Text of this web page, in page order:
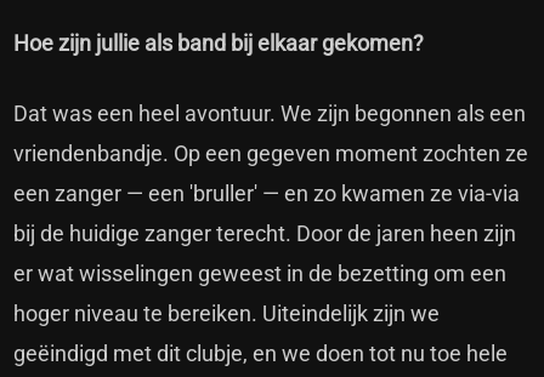
Hoe zijn jullie als band bij elkaar gekomen?
Dat was een heel avontuur. We zijn begonnen als een
vriendenbandje. Op een gegeven moment zochten ze
een zanger — een 'bruller' — en zo kwamen ze via-via
bij de huidige zanger terecht. Door de jaren heen zijn
er wat wisselingen geweest in de bezetting om een
hoger niveau te bereiken. Uiteindelijk zijn we
geëindigd met dit clubje, en we doen tot nu toe hele